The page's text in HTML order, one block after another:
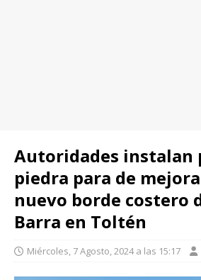
Autoridades instalan
piedra para de
nuevo borde costero
Barra en Toltén
Miércoles, 7 Agosto, 2024 a las 15:17